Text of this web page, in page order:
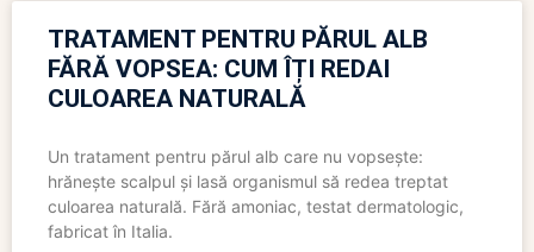
TRATAMENT PENTRU PĂRUL ALB
FĂRĂ VOPSEA: CUM ÎȚI REDAI
CULOAREA NATURALĂ
Un tratament pentru părul alb care nu vopsește:
hrănește scalpul și lasă organismul să redea treptat
culoarea naturală. Fără amoniac, testat dermatologic,
fabricat în Italia.